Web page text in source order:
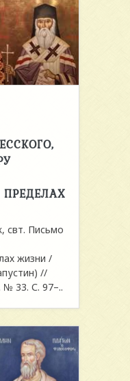
свт. Письмо
жизни /
//
№ 33. С. 97–..